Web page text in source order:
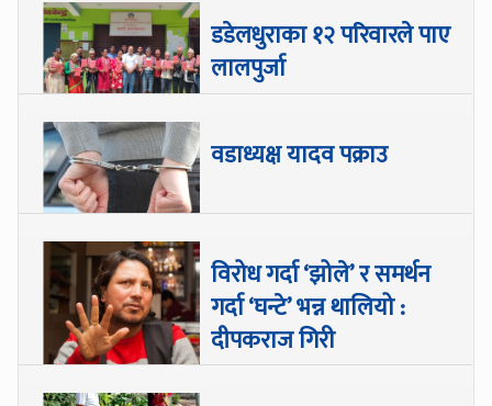
डडेलधुराका १२ परिवारले पाए
लालपुर्जा
वडाध्यक्ष यादव पक्राउ
विरोध गर्दा ‘झोले’ र समर्थन
गर्दा ‘घन्टे’ भन्न थालियो :
दीपकराज गिरी